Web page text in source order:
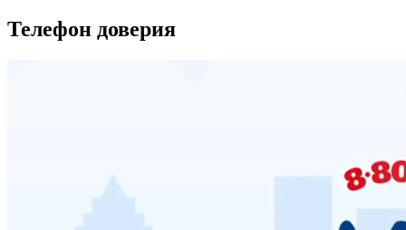
Телефон доверия